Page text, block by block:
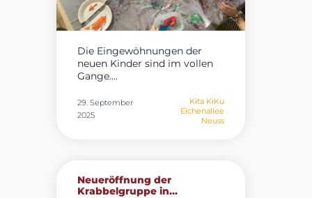
Die Eingewöhnungen der
neuen Kinder sind im vollen
Gange....
29. September
2025
Kita KiKu
Eichenallee
Neuss
Neueröffnung der
Krabbelgruppe in...